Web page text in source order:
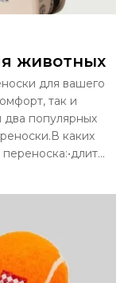
животных
для вашего
так и
два популярных
каких